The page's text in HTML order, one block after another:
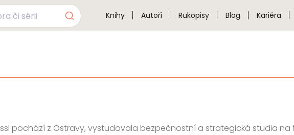
Knihy Autoři Rukopisy Blog Kariéra
pochází z Ostravy, vystudovala bezpečnostní a strategická studia na